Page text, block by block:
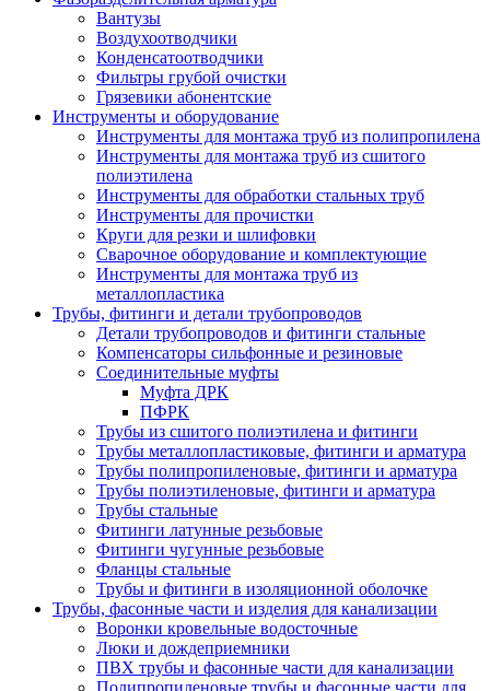
Вантузы
Воздухоотводчики
Конденсатоотводчики
Фильтры грубой очистки
Грязевики абонентские
Инструменты и оборудование
Инструменты для монтажа труб из полипропилена
Инструменты для монтажа труб из сшитого
полиэтилена
Инструменты для обработки стальных труб
Инструменты для прочистки
Круги для резки и шлифовки
Сварочное оборудование и комплектующие
Инструменты для монтажа труб из
металлопластика
Трубы, фитинги и детали трубопроводов
Детали трубопроводов и фитинги стальные
Компенсаторы сильфонные и резиновые
Соединительные муфты
Муфта ДРК
ПФРК
Трубы из сшитого полиэтилена и фитинги
Трубы металлопластиковые, фитинги и арматура
Трубы полипропиленовые, фитинги и арматура
Трубы полиэтиленовые, фитинги и арматура
Трубы стальные
Фитинги латунные резьбовые
Фитинги чугунные резьбовые
Фланцы стальные
Трубы и фитинги в изоляционной оболочке
Трубы, фасонные части и изделия для канализации
Воронки кровельные водосточные
Люки и дождеприемники
ПВХ трубы и фасонные части для канализации
Полипропиленовые трубы и фасонные части для